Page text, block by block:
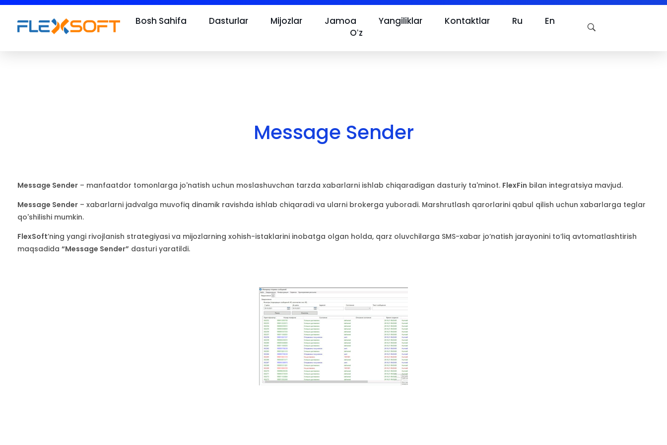
Bosh Sahifa Dasturlar Mijozlar Jamoa Yangiliklar Kontaktlar Ru
En
Oʻz
Message Sender
Message Sender – manfaatdor tomonlarga jo'natish uchun moslashuvchan tarzda xabarlarni ishlab chiqaradigan dasturiy ta'minot. FlexFin bilan integratsiya mavjud.
Message Sender – xabarlarni jadvalga muvofiq dinamik ravishda ishlab chiqaradi va ularni brokerga yuboradi. Marshrutlash qarorlarini qabul qilish uchun xabarlarga teglar
qo'shilishi mumkin.
FlexSoft’ning yangi rivojlanish strategiyasi va mijozlarning xohish-istaklarini inobatga olgan holda, qarz oluvchilarga SMS-xabar jo‘natish jarayonini to‘liq avtomatlashtirish
maqsadida “Message Sender” dasturi yaratildi.